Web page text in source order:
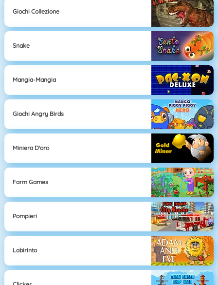
Giochi Collezione
Snake
Mangia-Mangia
Giochi Angry Birds
Miniera D'oro
Farm Games
Pompieri
Labirinto